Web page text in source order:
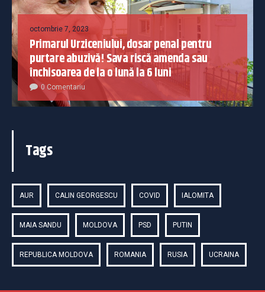
octombrie 7, 2023
Primarul Urziceniului, dosar penal pentru
purtare abuzivă! Sava riscă amenda sau
închisoarea de la o lună la 6 luni
0 Comentariu
Tags
AUR CALIN GEORGESCU COVID IALOMITA
MAIA SANDU MOLDOVA PSD PUTIN
REPUBLICA MOLDOVA ROMANIA RUSIA UCRAINA